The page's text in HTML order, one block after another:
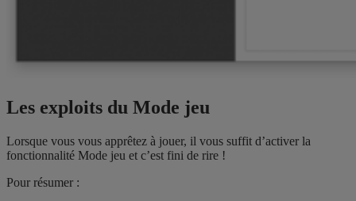
Les exploits du Mode jeu
Lorsque vous vous apprêtez à jouer, il vous suffit d’activer la
fonctionnalité Mode jeu et c’est fini de rire !
Pour résumer :